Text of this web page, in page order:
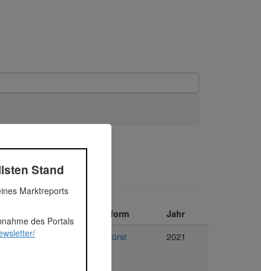
Plattform Jahr
Immobilien Bergfürst 2021
Stand
Marktreports
des Portals